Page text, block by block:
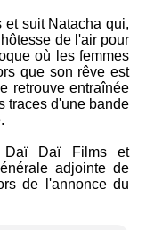
et suit Natacha qui,
de l'air pour
où les femmes
que son rêve est
retrouve entraînée
traces d'une bande
Daï Daï Films et
adjointe de
de l'annonce du